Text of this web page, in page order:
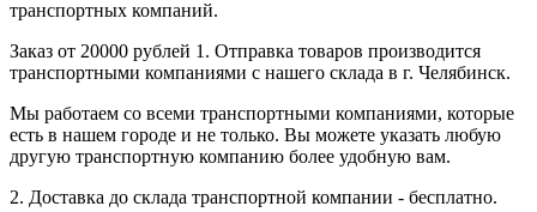
транспортных компаний.
Заказ от 20000 рублей 1. Отправка товаров производится
транспортными компаниями с нашего склада в г. Челябинск.
Мы работаем со всеми транспортными компаниями, которые
есть в нашем городе и не только. Вы можете указать любую
другую транспортную компанию более удобную вам.
2. Доставка до склада транспортной компании - бесплатно.